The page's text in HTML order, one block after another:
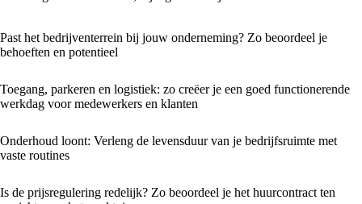
Past het bedrijventerrein bij jouw onderneming? Zo beoordeel je
behoeften en potentieel
Toegang, parkeren en logistiek: zo creëer je een goed functionerende
werkdag voor medewerkers en klanten
Onderhoud loont: Verleng de levensduur van je bedrijfsruimte met
vaste routines
Is de prijsregulering redelijk? Zo beoordeel je het huurcontract ten